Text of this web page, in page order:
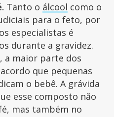
Tanto o álcool como o
para o feto, por
especialistas é
durante a gravidez.
a maior parte dos
que pequenas
o bebê. A grávida
esse composto não
mas também no